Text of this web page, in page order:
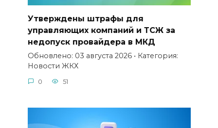
Утверждены штрафы для
управляющих компаний и ТСЖ за
недопуск провайдера в МКД
Обновлено: 03 августа 2026 • Категория:
Новости ЖКХ
0 51